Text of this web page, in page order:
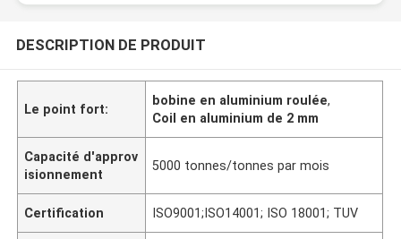
DESCRIPTION DE PRODUIT
Le point fort:
bobine en aluminium roulée,
Coil en aluminium de 2 mm
Capacité d'approv
isionnement
5000 tonnes/tonnes par mois
Certification ISO9001;ISO14001; ISO 18001; TUV